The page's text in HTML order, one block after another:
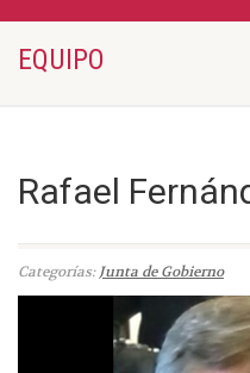
EQUIPO
Rafael
Categorías:Junta de Gobierno